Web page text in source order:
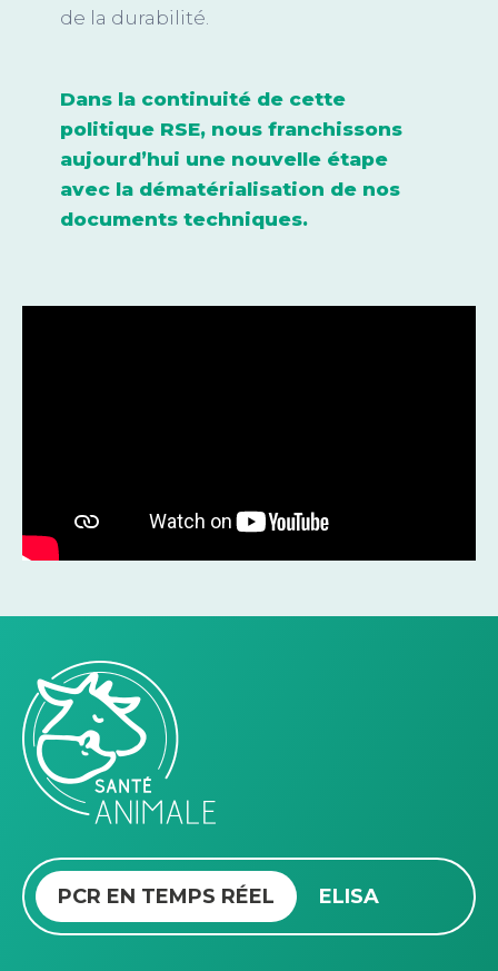
de la durabilité.
Dans la continuité de cette
politique RSE, nous franchissons
aujourd’hui une nouvelle étape
avec la dématérialisation de nos
documents techniques.
PCR EN TEMPS RÉEL ELISA